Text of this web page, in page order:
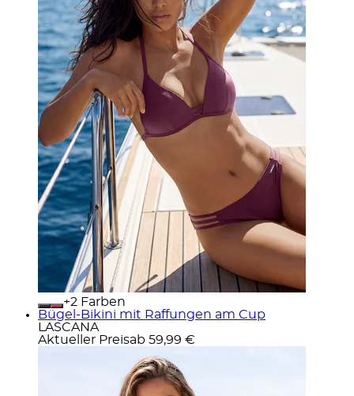
+
Farben
Bügel-Bikini mit Raffungen am Cup
LASCANA
Aktueller Preisab 59,99 €